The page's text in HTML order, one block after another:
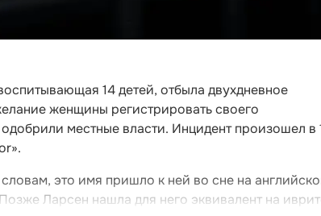
14 детей, отбыла двухдневное
женщины регистрировать своего
местные власти. Инцидент произошел в
это имя пришло к ней во сне на
Ларсен нашла для него эквивалент на